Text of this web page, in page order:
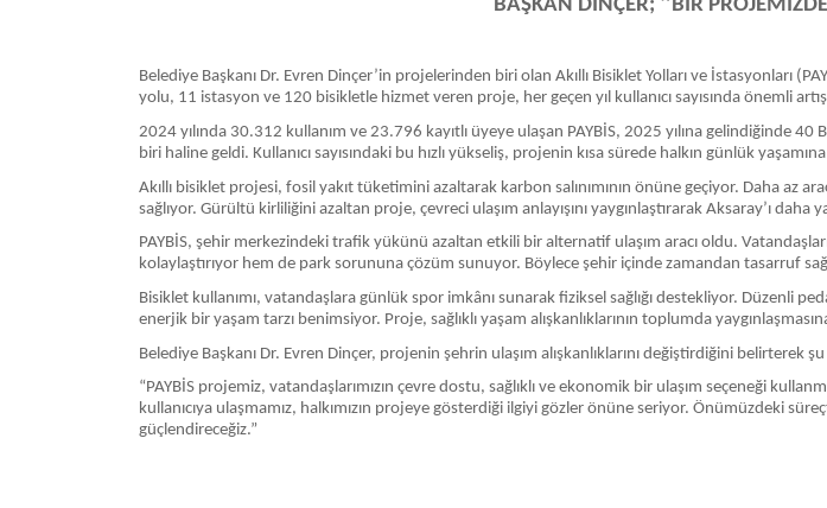
BAŞKAN DİNÇER; ‘’BİR
Belediye Başkanı Dr. Evren Dinçer’in projelerinden biri olan Akıllı Bisiklet Yolları ve İstasyonları
yolu, 11 istasyon ve 120 bisikletle hizmet veren proje, her geçen yıl kullanıcı sayısında önemli
2024 yılında 30.312 kullanım ve 23.796 kayıtlı üyeye ulaşan PAYBİS, 2025 yılına gelindiğinde
biri haline geldi. Kullanıcı sayısındaki bu hızlı yükseliş, projenin kısa sürede halkın günlük
Akıllı bisiklet projesi, fosil yakıt tüketimini azaltarak karbon salınımının önüne geçiyor. Daha az
sağlıyor. Gürültü kirliliğini azaltan proje, çevreci ulaşım anlayışını yaygınlaştırarak Aksaray’ı
PAYBİS, şehir merkezindeki trafik yükünü azaltan etkili bir alternatif ulaşım aracı oldu.
kolaylaştırıyor hem de park sorununa çözüm sunuyor. Böylece şehir içinde zamandan tasarruf
Bisiklet kullanımı, vatandaşlara günlük spor imkânı sunarak fiziksel sağlığı destekliyor. Düzenli
enerjik bir yaşam tarzı benimsiyor. Proje, sağlıklı yaşam alışkanlıklarının toplumda
Belediye Başkanı Dr. Evren Dinçer, projenin şehrin ulaşım alışkanlıklarını değiştirdiğini belirterek
“PAYBİS projemiz, vatandaşlarımızın çevre dostu, sağlıklı ve ekonomik bir ulaşım seçeneği
kullanıcıya ulaşmamız, halkımızın projeye gösterdiği ilgiyi gözler önüne seriyor. Önümüzdeki
güçlendireceğiz.”